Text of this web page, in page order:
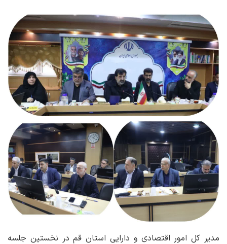
مدیر کل امور اقتصادی و دارایی استان قم در نخستین جلسه